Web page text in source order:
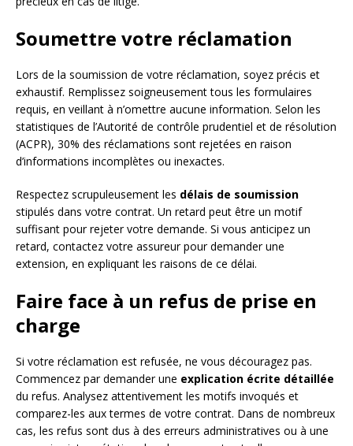
Soumettre votre réclamation
Lors de la soumission de votre réclamation, soyez précis et
exhaustif. Remplissez soigneusement tous les formulaires
requis, en veillant à n’omettre aucune information. Selon les
statistiques de l’Autorité de contrôle prudentiel et de résolution
(ACPR), 30% des réclamations sont rejetées en raison
d’informations incomplètes ou inexactes.
Respectez scrupuleusement les délais de soumission
stipulés dans votre contrat. Un retard peut être un motif
suffisant pour rejeter votre demande. Si vous anticipez un
retard, contactez votre assureur pour demander une
extension, en expliquant les raisons de ce délai.
Faire face à un refus de prise en
charge
Si votre réclamation est refusée, ne vous découragez pas.
Commencez par demander une explication écrite détaillée
du refus. Analysez attentivement les motifs invoqués et
comparez-les aux termes de votre contrat. Dans de nombreux
cas, les refus sont dus à des erreurs administratives ou à une